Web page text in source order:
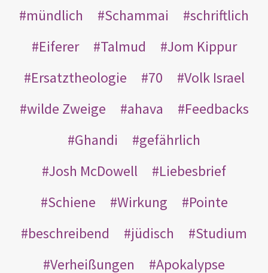
mündlich
Schammai
schriftlich
Eiferer
Talmud
Jom Kippur
Ersatztheologie
70
Volk Israel
wilde Zweige
ahava
Feedbacks
Ghandi
gefährlich
Josh McDowell
Liebesbrief
Schiene
Wirkung
Pointe
beschreibend
jüdisch
Studium
Verheißungen
Apokalypse